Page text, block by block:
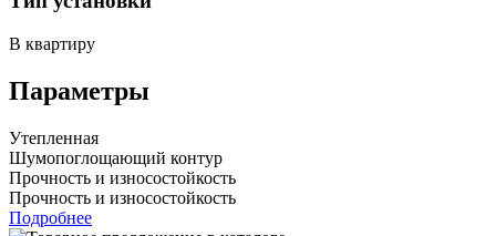
В квартиру
Параметры
Утепленная
Шумопоглощающий контур
Прочность и износостойкость
Прочность и износостойкость
Подробнее